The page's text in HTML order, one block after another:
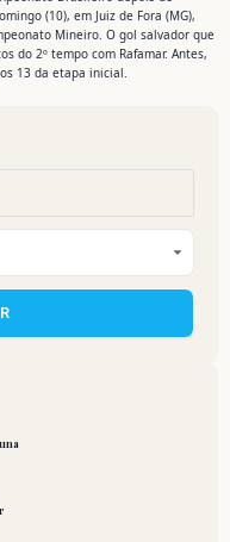
(10), em Juiz de Fora (MG),
Mineiro. O gol salvador que
do 2º tempo com Rafamar. Antes,
13 da etapa inicial.